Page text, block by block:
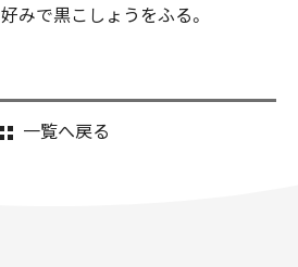
みで黒こしょうをふる。
一覧へ戻る